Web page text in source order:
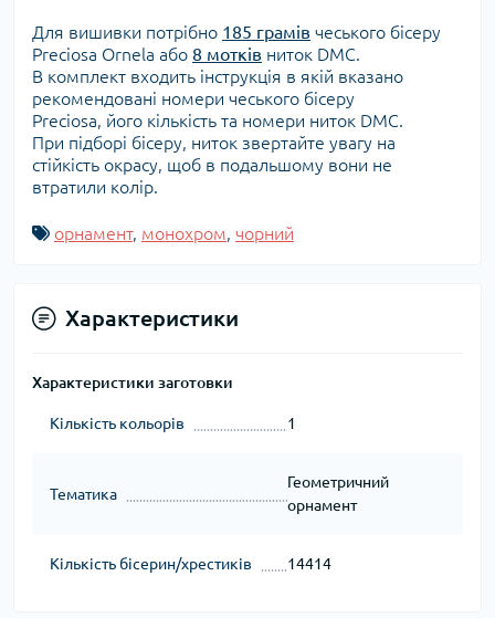
Для вишивки потрібно 185 грамів чеського бісеру
Preciosa Ornela або 8 мотків ниток DMC.
В комплект входить інструкція в якій вказано
рекомендовані номери чеського бісеру
Preciosa, його кількість та номери ниток DMC.
При підборі бісеру, ниток звертайте увагу на
стійкість окрасу, щоб в подальшому вони не
втратили колір.
орнамент, монохром, чорний
Характеристики
Характеристики заготовки
Кількість кольорів 1
Тематика
Геометричний
орнамент
Кількість бісерин/хрестиків 14414